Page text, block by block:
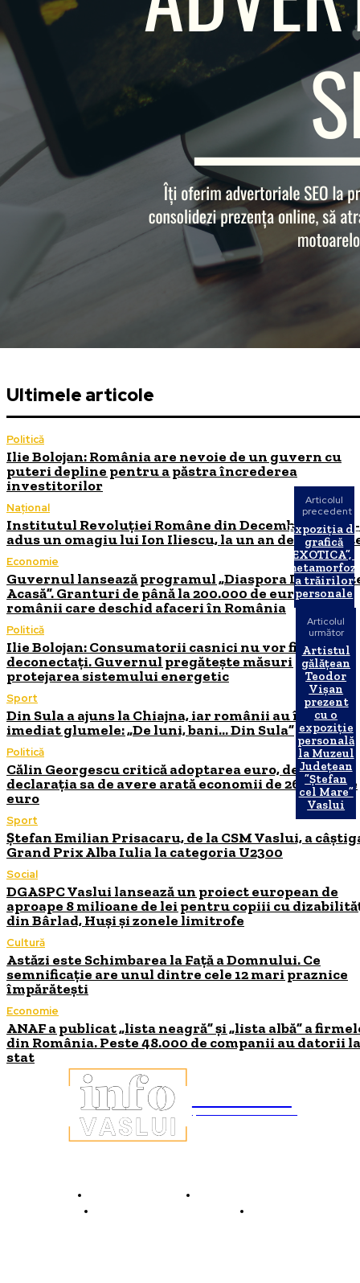
Ultimele articole
Politică
Ilie Bolojan: România are nevoie de un guvern cu
puteri depline pentru a păstra încrederea
investitorilor
Național
Institutul Revoluției Române din Decembrie 1989
adus un omagiu lui Ion Iliescu, la un an de la
Economie
Guvernul lansează programul „Diaspora
Acasă”. Granturi de până la 200.000 de euro pentru
românii care deschid afaceri în România
Politică
Ilie Bolojan: Consumatorii casnici nu vor fi
deconectați. Guvernul pregătește măsuri pentru
protejarea sistemului energetic
Sport
Din Sula a ajuns la Chiajna, iar românii au început
imediat glumele: „De luni, bani… Din Sula”
Politică
Călin Georgescu critică adoptarea euro, deși
declarația sa de avere arată economii de 264.000 de
euro
Sport
Ștefan Emilian Prisacaru, de la CSM Vaslui, a
Grand Prix Alba Iulia la categoria U2300
Social
DGASPC Vaslui lansează un proiect european de
aproape 8 milioane de lei pentru copiii cu
din Bârlad, Huși și zonele limitrofe
Cultură
Astăzi este Schimbarea la Față a Domnului. Ce
semnificație are unul dintre cele 12 mari praznice
împărătești
Economie
ANAF a publicat „lista neagră” și „lista albă” a
din România. Peste 48.000 de companii au datorii la
stat
Articolul
precedent
Expoziția de
grafică
„EXOTICA”,
a trăirilor
personale
Articolul
următor
Artistul
gălățean
Teodor
Vișan
prezent
cu o
expoziție
personală
la Muzeul
Județean
”Ștefan
cel Mare”
Vaslui
ȘTIRI DE INTERES